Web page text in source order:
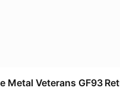
Metal Veterans GF93